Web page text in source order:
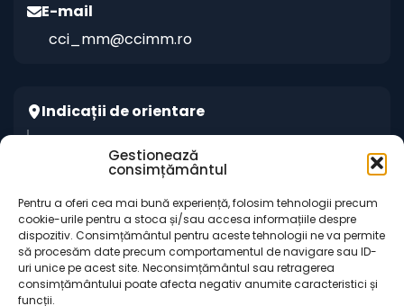
Gestionează
consimțământul
Pentru a oferi cea mai bună experiență, folosim tehnologii precum
cookie-urile pentru a stoca și/sau accesa informațiile despre
dispozitiv. Consimțământul pentru aceste tehnologii ne va permite
să procesăm date precum comportamentul de navigare sau ID-
uri unice pe acest site. Neconsimțământul sau retragerea
consimțământului poate afecta negativ anumite caracteristici și
funcții.
E-mail
cci_mm@ccimm.ro
Indicații de orientare
Sediul CCI Maramureș
Centrul de Instruire și Marketing al CCI